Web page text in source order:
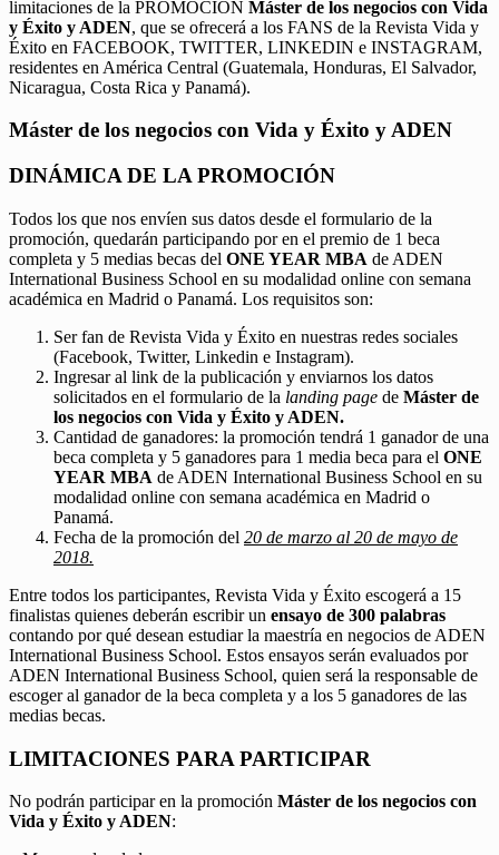
limitaciones de la PROMOCIÓN Máster de los negocios con Vida
y Éxito y ADEN, que se ofrecerá a los FANS de la Revista Vida y
Éxito en FACEBOOK, TWITTER, LINKEDIN e INSTAGRAM,
residentes en América Central (Guatemala, Honduras, El Salvador,
Nicaragua, Costa Rica y Panamá).
Máster de los negocios con Vida y Éxito y ADEN
DINÁMICA DE LA PROMOCIÓN
Todos los que nos envíen sus datos desde el formulario de la
promoción, quedarán participando por en el premio de 1 beca
completa y 5 medias becas del ONE YEAR MBA de ADEN
International Business School en su modalidad online con semana
académica en Madrid o Panamá. Los requisitos son:
Ser fan de Revista Vida y Éxito en nuestras redes sociales
(Facebook, Twitter, Linkedin e Instagram).
Ingresar al link de la publicación y enviarnos los datos
solicitados en el formulario de la landing page de Máster de
los negocios con Vida y Éxito y ADEN.
Cantidad de ganadores: la promoción tendrá 1 ganador de una
beca completa y 5 ganadores para 1 media beca para el ONE
YEAR MBA de ADEN International Business School en su
modalidad online con semana académica en Madrid o
Panamá.
Fecha de la promoción del 20 de marzo al 20 de mayo de
2018.
Entre todos los participantes, Revista Vida y Éxito escogerá a 15
finalistas quienes deberán escribir un ensayo de 300 palabras
contando por qué desean estudiar la maestría en negocios de ADEN
International Business School. Estos ensayos serán evaluados por
ADEN International Business School, quien será la responsable de
escoger al ganador de la beca completa y a los 5 ganadores de las
medias becas.
LIMITACIONES PARA PARTICIPAR
No podrán participar en la promoción Máster de los negocios con
Vida y Éxito y ADEN: